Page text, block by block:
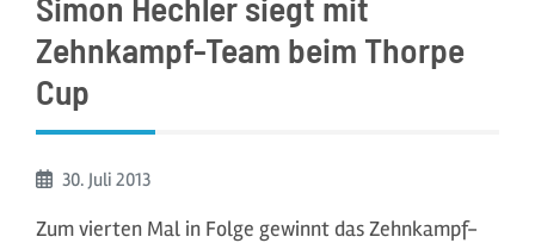
Zehnkampf-Team beim Thorpe
Cup
Beginn:
30. Juli 2013
Zum vierten Mal in Folge gewinnt das Zehnkampf-